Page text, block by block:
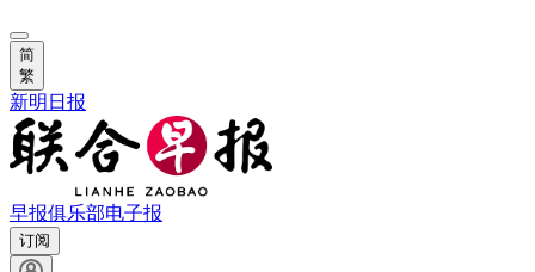
简
繁
新明日报
早报俱乐部电子报
订阅